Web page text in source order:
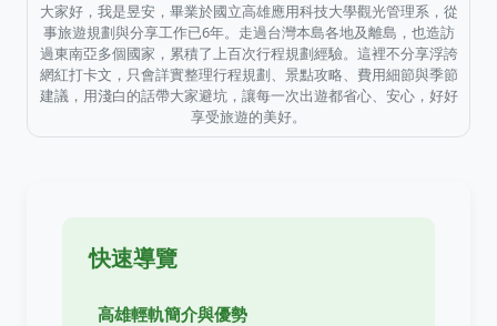
大家好，我是昱安，畢業於國立高雄應用科技大學觀光管理系，從
事旅遊規劃與分享工作已6年。走過台灣本島各地及離島，也造訪
過東南亞多個國家，累積了上百次行程規劃經驗。這裡不分享浮誇
網紅打卡文，只會詳實整理行程規劃、景點攻略、費用細節與季節
建議，用淺白的話帶大家避坑，讓每一次出遊都省心、安心，好好
享受旅遊的美好。
快速導覽
高雄輕軌簡介與優勢